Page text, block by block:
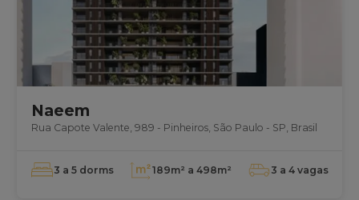
Naeem
Rua Capote Valente, 989 - Pinheiros, São Paulo - SP, Brasil
3 a 5 dorms 189m² a 498m² 3 a 4 vagas